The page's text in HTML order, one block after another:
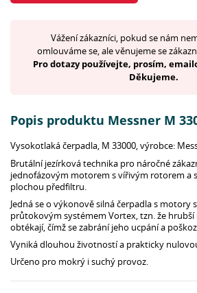
Vážení zákazníci, pokud se nám
omlouváme se, ale věnujeme se
Pro dotazy používejte, prosím,
Děkujeme.
Popis produktu Messner M
Vysokotlaká čerpadla, M 33000, výrobce:
Brutální jezírková technika pro náročné
jednofázovým motorem s vířivým rotorem a
plochou předfiltru.
Jedná se o výkonově silná čerpadla s motory
průtokovým systémem Vortex, tzn. že
obtékají, čímž se zabrání jeho ucpání a
Vyniká dlouhou životností a prakticky
Určeno pro mokrý i suchý provoz.